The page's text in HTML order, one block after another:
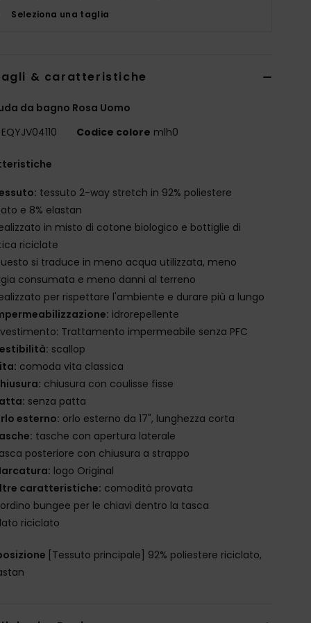
Seleziona una taglia
& caratteristiche
da bagno Rosa Uomo
EQYJV04110 Codice colore mlh0
tessuto 2-way stretch in 92% poliestere
e 8% elastan
in misto di cotone biologico e bottiglie di
riciclate
si traduce in meno acqua utilizzata, meno
consumata e meno danni al terreno
per rispettare l'ambiente e durare più a lungo
idrorepellente
Trattamento impermeabile senza PFC
scallop
comoda vita classica
chiusura con coulisse fisse
senza patta
esterno: orlo esterno da 17", lunghezza corta
tasche con apertura laterale
posteriore con chiusura a strappo
logo Original
caratteristiche: comodità provata
bungee per le chiavi dentro la tasca
riciclato
[Tessuto principale] 92% poliestere riciclato,